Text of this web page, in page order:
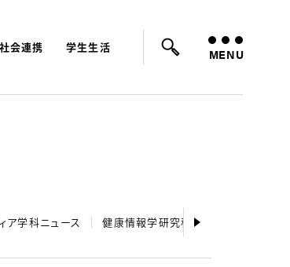
会連携 学生生活
学費 オープンキャンパス MENU
ア学科ニュース 健康情報学研究科ニュース